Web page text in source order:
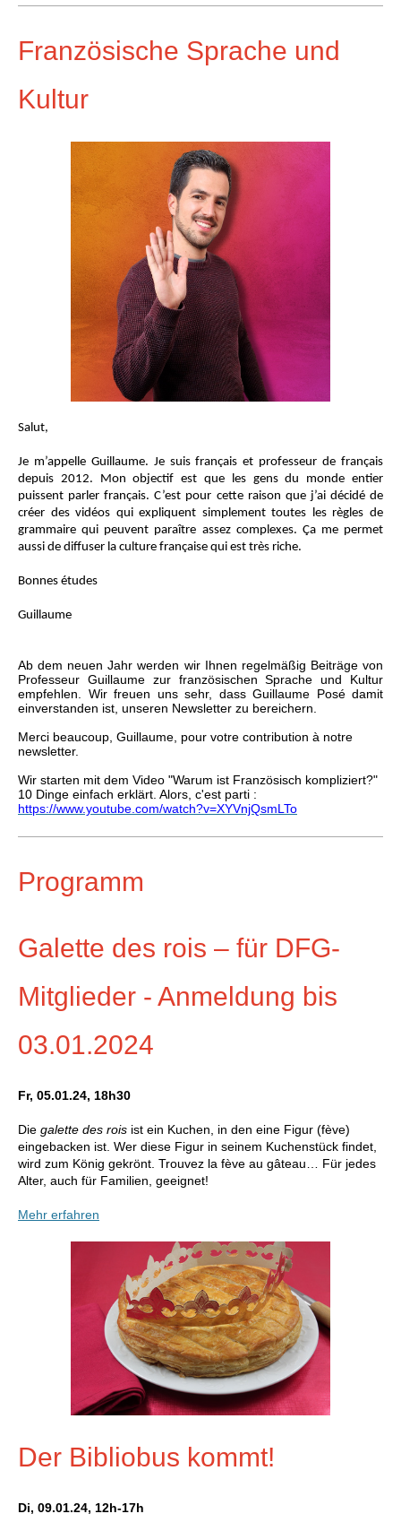
Französische Sprache und
Kultur
Salut,
Je m’appelle Guillaume. Je suis français et professeur de français
depuis 2012. Mon objectif est que les gens du monde entier
puissent parler français. C’est pour cette raison que j’ai décidé de
créer des vidéos qui expliquent simplement toutes les règles de
grammaire qui peuvent paraître assez complexes. Ça me permet
aussi de diffuser la culture française qui est très riche.
Bonnes études
Guillaume
Ab dem neuen Jahr werden wir Ihnen regelmäßig Beiträge von
Professeur Guillaume zur französischen Sprache und Kultur
empfehlen. Wir freuen uns sehr, dass Guillaume Posé damit
einverstanden ist, unseren Newsletter zu bereichern.
Merci beaucoup, Guillaume, pour votre contribution à notre
newsletter.
Wir starten mit dem Video "Warum ist Französisch kompliziert?"
10 Dinge einfach erklärt. Alors, c'est parti :
https://www.youtube.com/watch?v=XYVnjQsmLTo
Programm
Galette des rois – für DFG-
Mitglieder - Anmeldung bis
03.01.2024
Fr, 05.01.24, 18h30
Die galette des rois ist ein Kuchen, in den eine Figur (fève)
eingebacken ist. Wer diese Figur in seinem Kuchenstück findet,
wird zum König gekrönt. Trouvez la fève au gâteau… Für jedes
Alter, auch für Familien, geeignet!
Mehr erfahren
Der Bibliobus kommt!
Di, 09.01.24, 12h-17h